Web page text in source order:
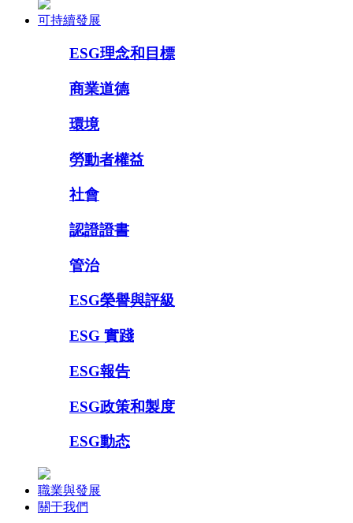
可持續發展
ESG理念和目標
商業道德
環境
勞動者權益
社會
認證證書
管治
ESG榮譽與評級
ESG 實踐
ESG報告
ESG政策和製度
ESG動态
職業與發展
關于我們